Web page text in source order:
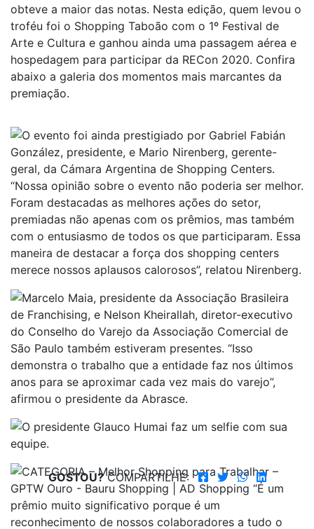
obteve a maior das notas. Nesta edição, quem levou o
troféu foi o Shopping Taboão com o 1º Festival de
Arte e Cultura e ganhou ainda uma passagem aérea e
hospedagem para participar da RECon 2020. Confira
abaixo a galeria dos momentos mais marcantes da
premiação.
GOSTOU?COMPARTILHE: